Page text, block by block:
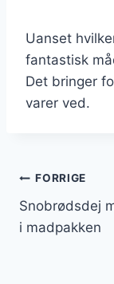
Uanset
fantastisk
Det bringer
varer ved.
FORRIGE
Snobrødsdej
i madpakken